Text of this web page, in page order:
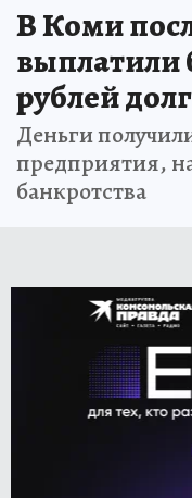
В Коми
выплатили
рублей
Деньги
предприятия,
банкротства